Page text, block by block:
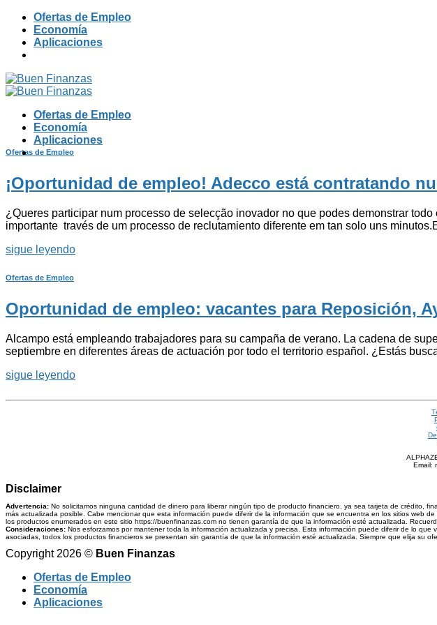
Skip
content
Ofertas de Empleo
Economía
Aplicaciones
Ofertas de Empleo
Economía
Aplicaciones
Ofertas de Empleo
¡Oportunidad de empleo! Adecco está contratando
¿Queres participar num processo de selecção inovador no que podes demonstrar
importante través de um processo de reclutamiento diferente em tan solo uns
sigue leyendo
Ofertas de Empleo
Oportunidad de empleo: vacantes para Reposición,
Alcampo está empleando trabajadores para su campaña de verano. La cadena de
septiembre en diferentes áreas de actuación por todo el territorio español. ¿Estás
sigue leyendo
Email:
Disclaimer
Advertencia: No solicitamos ninguna cantidad de dinero para liberar ningún tipo de producto financiero, ya sea tarjeta de crédito,
más actualizada posible. Cabe mencionar que esta información puede diferir de la información que se encuentra en los sitios web
los productos enumerados en este sitio https://buenfinanzas.com no tienen garantía de que la información esté actualizada.
Consideraciones: Nos esforzamos por mantener toda la información actualizada y precisa. Esta información puede diferir de lo
asociadas, todos los productos financieros se presentan sin garantía de que la información esté actualizada. Siempre que elija su
Copyright 2026 © Buen Finanzas
Ofertas de Empleo
Economía
Aplicaciones